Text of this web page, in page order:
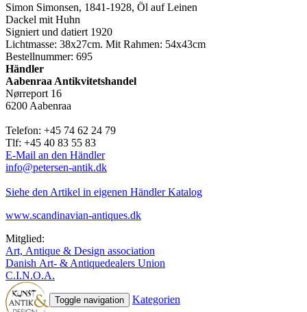
Simon Simonsen, 1841-1928, Öl auf Leinen
Dackel mit Huhn
Signiert und datiert 1920
Lichtmasse: 38x27cm. Mit Rahmen: 54x43cm
Bestellnummer: 695
Händler
Aabenraa Antikvitetshandel
Nørreport 16
6200 Aabenraa
Telefon: +45 74 62 24 79
Tlf: +45 40 83 55 83
E-Mail an den Händler
info@petersen-antik.dk
Siehe den Artikel in eigenen Händler Katalog
www.scandinavian-antiques.dk
Mitglied:
Art, Antique & Design association
Danish Art- & Antiquedealers Union
C.I.N.O.A.
Toggle navigation Kategorien